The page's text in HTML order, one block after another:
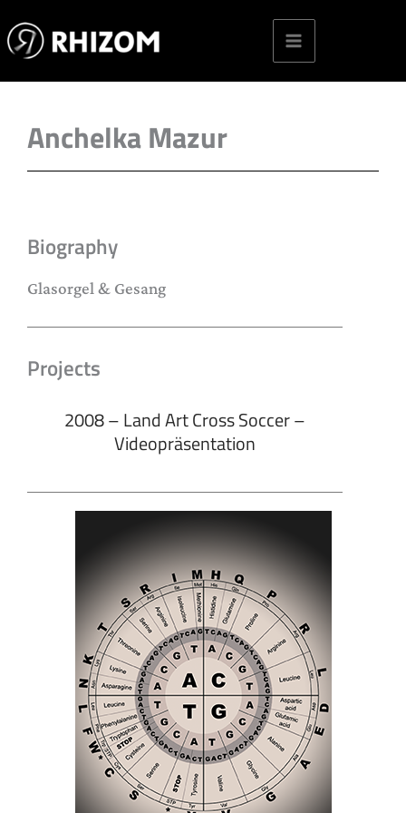
to
content
Anchelka Mazur
Biography
Glasorgel & Gesang
Projects
2008 – Land Art Cross Soccer –
Videopräsentation